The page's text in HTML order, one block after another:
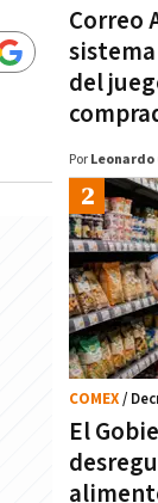
Correo
del
Por Leonardo
El
COMEX/